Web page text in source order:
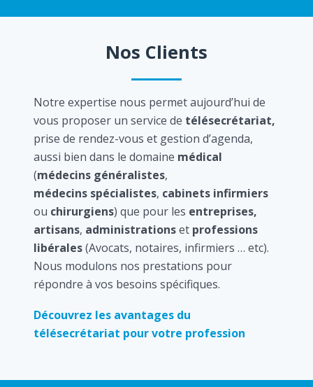
Nos Clients
Notre expertise nous permet aujourd’hui de
vous proposer un service de télésecrétariat,
prise de rendez-vous et gestion d’agenda,
aussi bien dans le domaine médical
(médecins généralistes,
médecins spécialistes, cabinets infirmiers
ou chirurgiens) que pour les entreprises,
artisans, administrationset professions
libérales(Avocats, notaires, infirmiers … etc).
Nous modulons nos prestations pour
répondre à vos besoins spécifiques.
Découvrez les avantages du
télésecrétariat pour votre profession